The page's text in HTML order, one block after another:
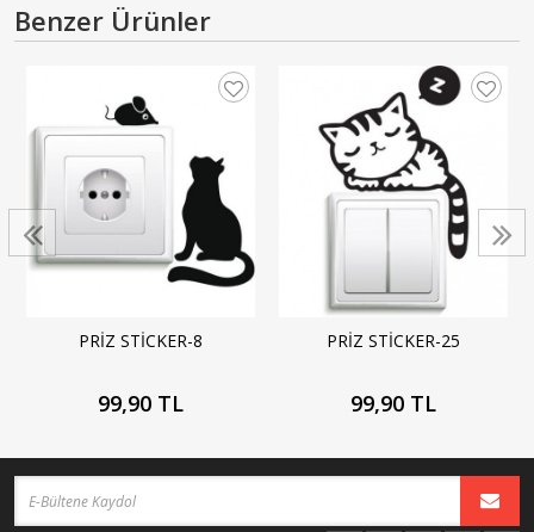
Benzer Ürünler
PRİZ STİCKER-8
99,90 TL
PRİZ STİCKER-25
99,90 TL